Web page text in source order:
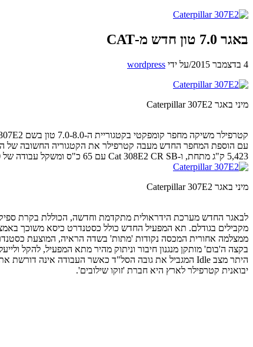
באגר 7.0 טון חדש מ-CAT
4 בדצמבר 2015 /על ידי wordpress
מיני באגר Caterpillar 307E2
5,423 ק"ג מתחת, ו-Cat 308E2 CR SB עם 65 כ"ס ומשקל עבודה של 8,400 ק"ג – מעל. לקטרפילר 307E3 עומק חפירה מרבי של 407 ס"מ וטווח הגעה אופקי מרבי של 630 ס"מ.
מיני באגר Caterpillar 307E2
ממצלמה אחורית המכסה נקודות 'מתות' בשדה הראיה, המוצעת
היתר מצב Idle המגביל את גובה הסל"ד כאשר העבודה אינה דורשת את מלוא העוצמה, מבלי לפגוע בעוצמת ומהירות פעולת המערכות ההידראוליות.
יבואנית קטרפילר לארץ היא חברת 'זוקו שילובים'.